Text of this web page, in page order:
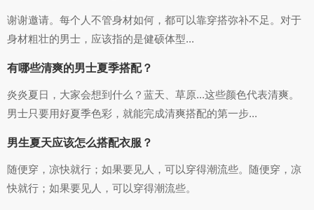
谢谢邀请。每个人不管身材如何，都可以靠穿搭弥补不足。对于
身材粗壮的男士，应该指的是健硕体型...
有哪些清爽的男士夏季搭配？
炎炎夏日，大家会想到什么？蓝天、草原...这些颜色代表清爽。
男士只要用好夏季色彩，就能完成清爽搭配的第一步...
男生夏天应该怎么搭配衣服？
随便穿，凉快就行；如果要见人，可以穿得潮流些。随便穿，凉
快就行；如果要见人，可以穿得潮流些。